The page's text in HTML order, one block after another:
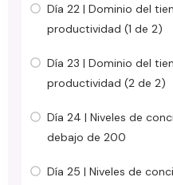
Día 22 | Dominio del
productividad (1 de 2)
Día 23 | Dominio del
productividad (2 de 2)
Día 24 | Niveles de
debajo de 200
Día 25 | Niveles de